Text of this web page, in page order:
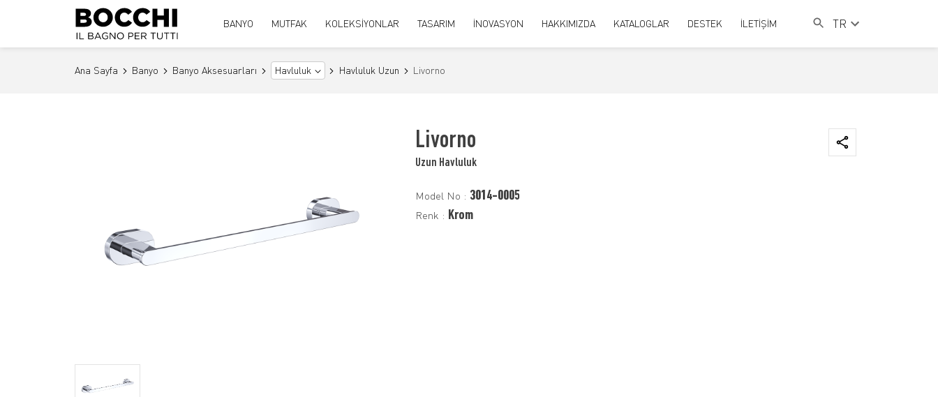
BANYO MUTFAK KOLEKSİYONLAR TASARIM İNOVASYON HAKKIMIZDA KATALOGLAR DESTEK İLETİŞİM TR
Ana Sayfa Banyo Banyo Aksesuarları Havluluk Havluluk Uzun Livorno
Livorno
Uzun Havluluk
Model No : 3014-0005
Renk : Krom